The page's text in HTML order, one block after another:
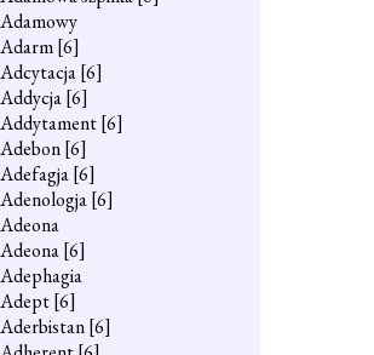
Adamowy
Adarm[6]
Adcytacja[6]
Addycja[6]
Addytament[6]
Adebon[6]
Adefagja[6]
Adenologja[6]
Adeona
Adeona[6]
Adephagia
Adept[6]
Aderbistan[6]